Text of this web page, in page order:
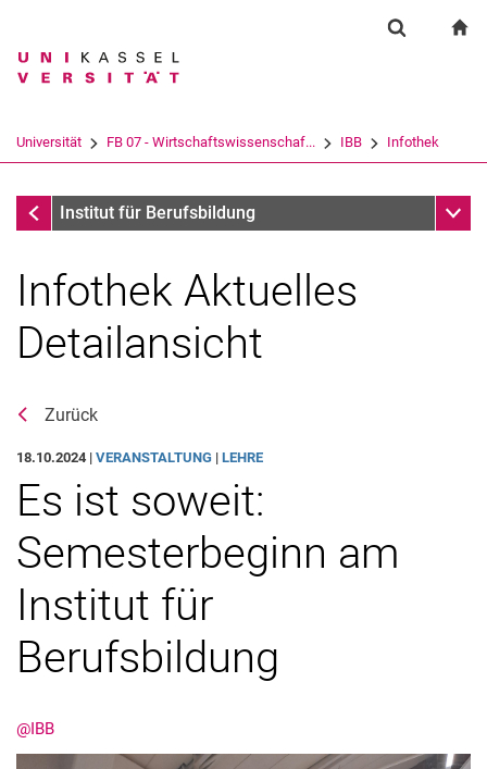
Springe direkt zu: Inhalt
Springe direkt zu: Suche
Springe direkt zu:
Suchbegriff
Suchen (öffnet externen Link in einem
Universität FB 07 - Wirtschaftswissenschaf... IBB Infothek
InfothekInstitut für Berufsbildung
Aktuelles
Stellenangebote
Login Intern IBB
Infothek Aktuelles
Detailansicht
Zurück
18.10.2024 | VERANSTALTUNG | LEHRE
Es ist soweit:
Semesterbeginn am
Institut für
Berufsbildung
@IBB